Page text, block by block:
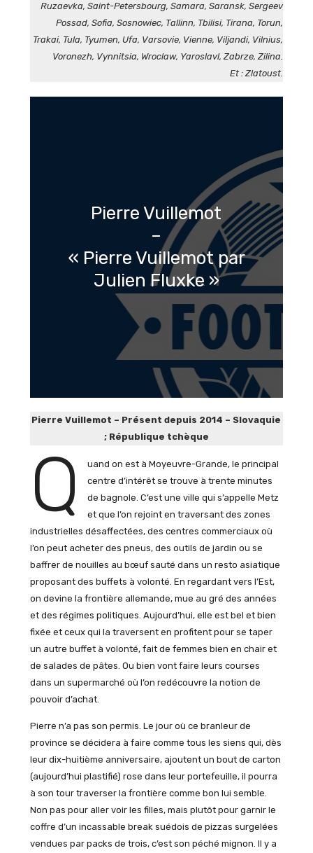
Ruzaevka, Saint-Petersbourg, Samara, Saransk, Sergeev
Possad, Sofia, Sosnowiec, Tallinn, Tbilisi, Tirana, Torun,
Trakai, Tula, Tyumen, Ufa, Varsovie, Vienne, Viljandi, Vilnius,
Voronezh, Vynnitsia, Wroclaw, Yaroslavl, Zabrze, Zilina.
Et : Zlatoust.
Pierre Vuillemot
–
« Pierre Vuillemot par
Julien Fluxke »
Pierre Vuillemot – Présent depuis 2014 – Slovaquie
; République tchèque
Q
uand on est à Moyeuvre-Grande, le principal
centre d’intérêt se trouve à trente minutes
de bagnole. C’est une ville qui s’appelle Metz
et que l’on rejoint en traversant des zones
industrielles désaffectées, des centres commerciaux où
l’on peut acheter des pneus, des outils de jardin ou se
baffrer de nouilles au bœuf sauté dans un resto asiatique
proposant des buffets à volonté. En regardant vers l’Est,
on devine la frontière allemande, mue au gré des années
et des régimes politiques. Aujourd’hui, elle est bel et bien
fixée et ceux qui la traversent en profitent pour se taper
un autre buffet à volonté, fait de femmes bien en chair et
de salades de pâtes. Ou bien vont faire leurs courses
dans un supermarché où l’on redécouvre la notion de
pouvoir d’achat.
Pierre n’a pas son permis. Le jour où ce branleur de
province se décidera à faire comme tous les siens qui, dès
leur dix-huitième anniversaire, ajoutent un bout de carton
(aujourd’hui plastifié) rose dans leur portefeuille, il pourra
à son tour traverser la frontière comme bon lui semble.
Non pas pour aller voir les filles, mais plutôt pour garnir le
coffre d’un incassable break suédois de pizzas surgelées
vendues par packs de trois, c’est son péché mignon. Il y a